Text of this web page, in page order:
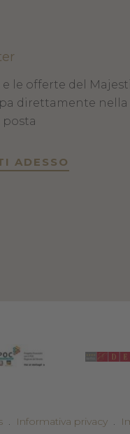
e le offerte del
direttamente nella
posta
ADESSO
. Informativa privacy .